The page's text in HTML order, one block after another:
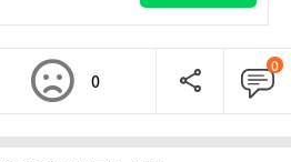
0
0